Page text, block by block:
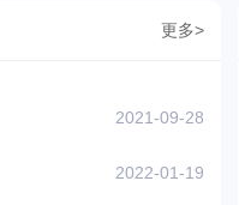
更多>
2021-09-28
2022-01-19